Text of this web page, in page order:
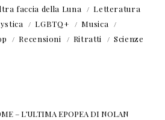
faccia della Luna
Letteratura
LGBTQ+
Musica
Recensioni Ritratti
Scienze
– L’ULTIMA EPOPEA DI NOLAN